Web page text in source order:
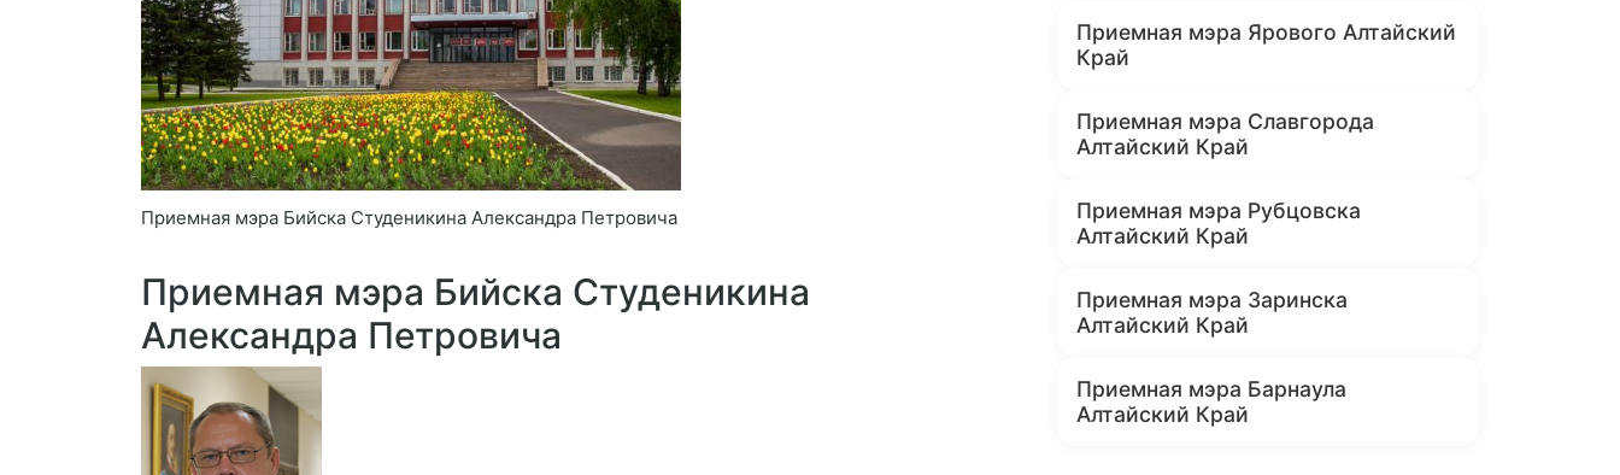
Приемная мэра Бийска Студеникина Александра Петровича
Приемная мэра Бийска Студеникина
Александра Петровича
Приемная мэра Ярового Алтайский
Край
Приемная мэра Славгорода
Алтайский Край
Приемная мэра Рубцовска
Алтайский Край
Приемная мэра Заринска
Алтайский Край
Приемная мэра Барнаула
Алтайский Край